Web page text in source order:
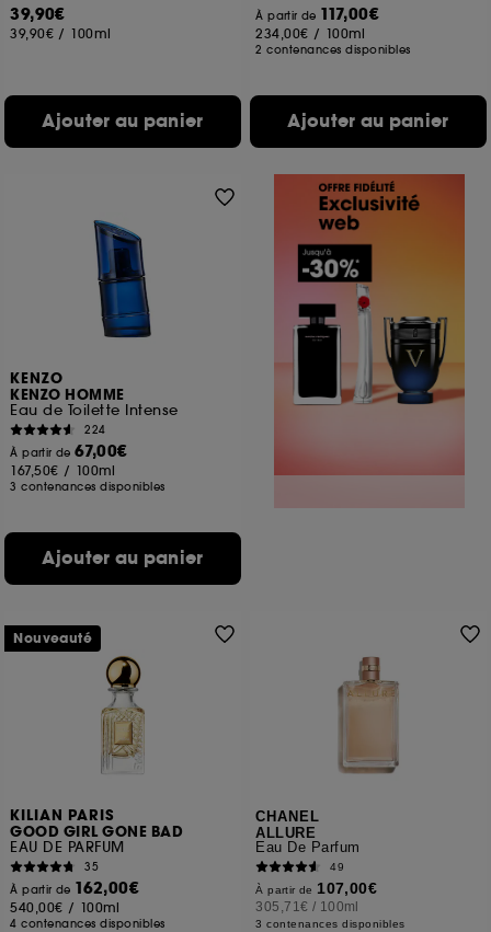
39,90€
39,90€ / 100ml
Ajouter au panier
À partir de 117,00€
234,00€ / 100ml
2 contenances disponibles
Ajouter au panier
KENZO
KENZO HOMME
Eau de Toilette Intense
224
À partir de67,00€
167,50€ / 100ml
3 contenances disponibles
Ajouter au panier
KILIAN PARIS
GOOD GIRL GONE BAD
EAU DE PARFUM
35
À partir de 162,00€
540,00€ / 100ml
4 contenances disponibles
Nouveauté
CHANEL
ALLURE
Eau De Parfum
49
À partir de 107,00€
305,71€ / 100ml
3 contenances disponibles